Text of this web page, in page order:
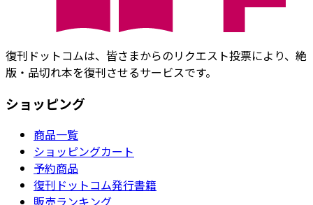
復刊ドットコムは、皆さまからのリクエスト投票により、絶
版・品切れ本を復刊させるサービスです。
ショッピング
商品一覧
ショッピングカート
予約商品
復刊ドットコム発行書籍
販売ランキング